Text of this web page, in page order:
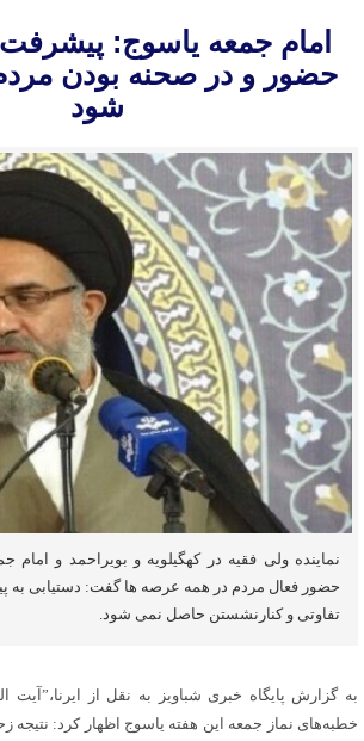
امام جمعه یاسوج:
حضور و در صحنه بودن
شود
نماینده ولی فقیه در کهگیلویه و بویراحمد و امام
حضور فعال مردم در همه عرصه ها گفت: دستیابی به
تفاوتی و کنارنشستن حاصل نمی شود.
به گزارش پایگاه خبری شباویز به نقل از ایرنا،”آیت
خطبه‌های نماز جمعه این هفته یاسوج اظهار کرد: